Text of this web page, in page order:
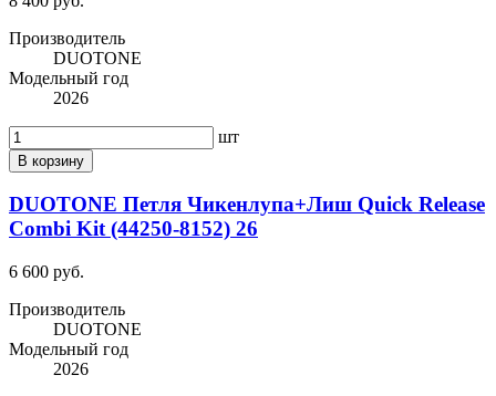
Производитель
DUOTONE
Модельный год
2026
шт
В корзину
DUOTONE Петля Чикенлупа+Лиш Quick Release
Combi Kit (44250-8152) 26
6 600 руб.
Производитель
DUOTONE
Модельный год
2026